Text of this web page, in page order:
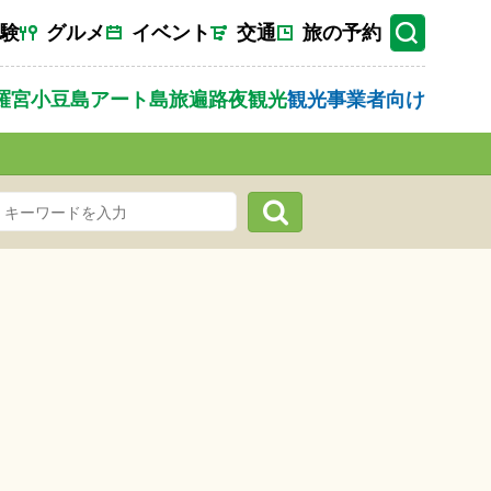
グルメ イベント 交通 旅の予約
宮小豆島アート島旅遍路夜観光観光事業者向け